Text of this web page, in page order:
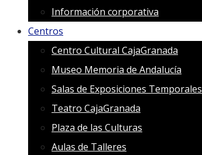
Información corporativa
Centros
Centro Cultural CajaGranada
Museo Memoria de Andalucía
Salas de Exposiciones Temporales
Teatro CajaGranada
Plaza de las Culturas
Aulas de Talleres